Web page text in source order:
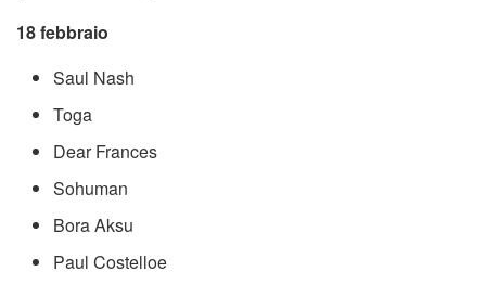
18 febbraio
Saul Nash
Toga
Dear Frances
Sohuman
Bora Aksu
Paul Costelloe